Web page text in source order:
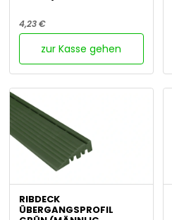
4,23 €
zur Kasse gehen
RIBDECK
ÜBERGANGSPROFIL